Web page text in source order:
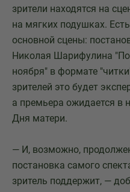
зрители находятся на
на мягких подушках.
основной сцены:
Николая Шарифулина
ноября" в формате
зрителей это будет
а премьера ожидается в
Дня матери.
— И, возможно,
постановка самого
зритель поддержит, —